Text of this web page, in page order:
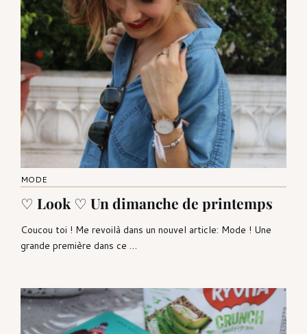
MODE
♡ Look ♡ Un dimanche de printemps
Coucou toi ! Me revoilà dans un nouvel article: Mode ! Une
grande première dans ce …